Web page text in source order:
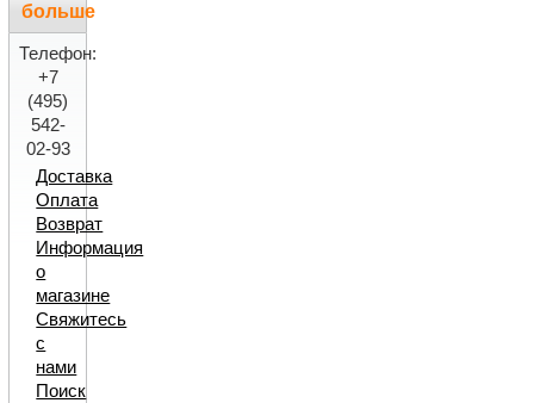
больше
Телефон:
+7
(495)
542-
02-93
Доставка
Оплата
Возврат
Информация
о
магазине
Свяжитесь
с
нами
Поиск